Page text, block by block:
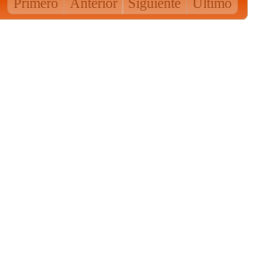
Primero Anterior Siguiente Último